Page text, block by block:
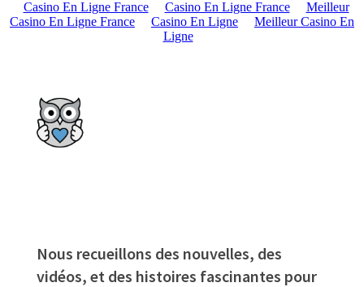
Casino En Ligne France Casino En Ligne France
Meilleur
Casino En Ligne France
Casino En Ligne
Meilleur Casino En
Ligne
Nous recueillons des nouvelles, des
vidéos, et des histoires fascinantes pour